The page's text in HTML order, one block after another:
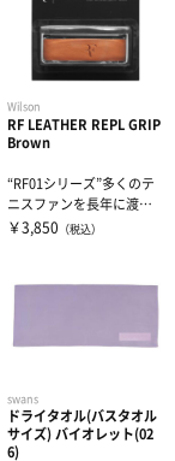
Wilson
RF LEATHER REPL GRIP
Brown
“RF01シリーズ”多くのテ
ニスファンを長年に渡り
魅了してきたロジャー・
￥3,850 （税込）
swans
ドライタオル(バスタオル
サイズ) バイオレット(02
6)